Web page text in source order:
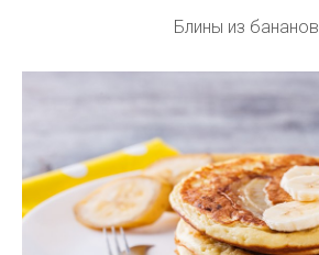
Блины из бананов